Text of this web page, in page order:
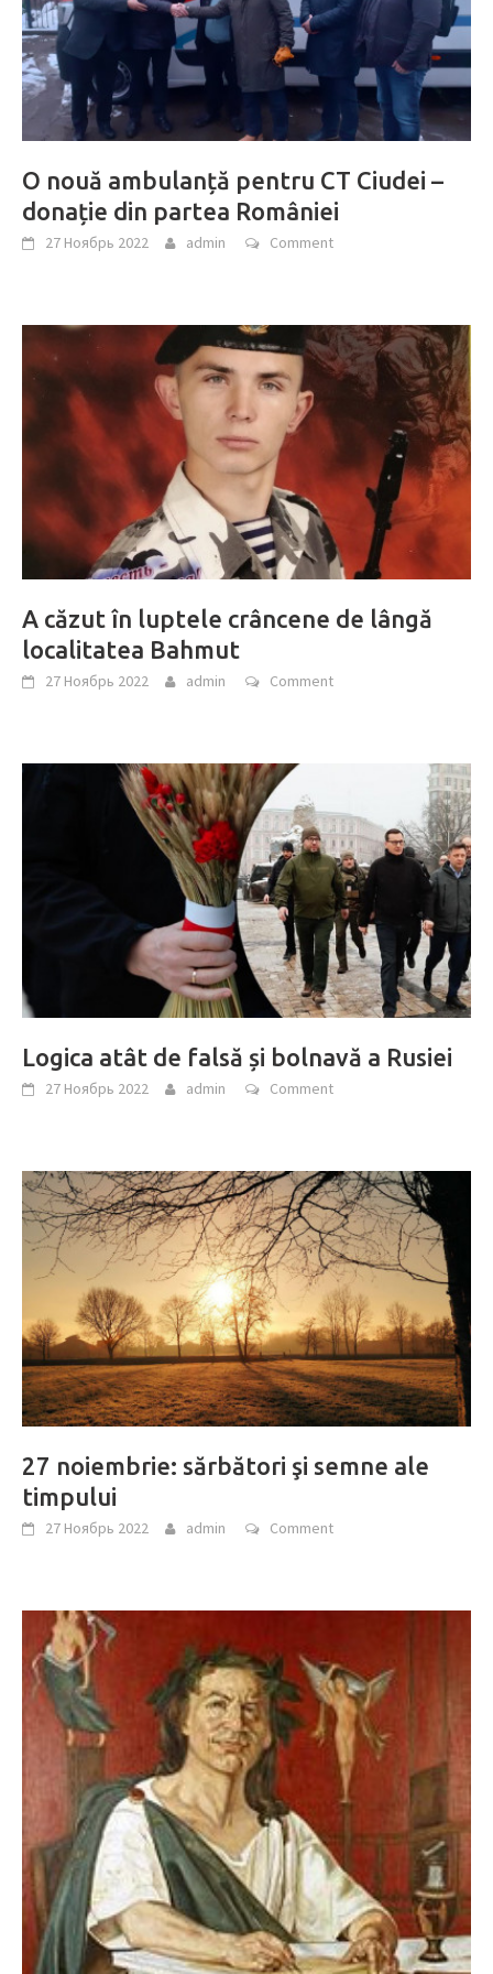
O nouă ambulanță pentru CT Ciudei –
donație din partea României
27 Ноябрь 2022 admin Comment
A căzut în luptele crâncene de lângă
localitatea Bahmut
27 Ноябрь 2022 admin Comment
Logica atât de falsă și bolnavă a Rusiei
27 Ноябрь 2022 admin Comment
27 noiembrie: sărbători şi semne ale
timpului
27 Ноябрь 2022 admin Comment